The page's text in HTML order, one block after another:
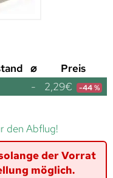
⌀
Preis
- 2,29€ -44 %
den Abflug!
der Vorrat
möglich.